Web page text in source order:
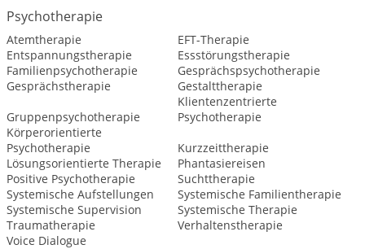
Psychotherapie
Atemtherapie
EFT-Therapie
Entspannungstherapie
Essstörungstherapie
Familienpsychotherapie
Gesprächspsychotherapie
Gesprächstherapie
Gestalttherapie
Gruppenpsychotherapie
Klientenzentrierte
Psychotherapie
Körperorientierte
Psychotherapie
Kurzzeittherapie
Lösungsorientierte Therapie
Phantasiereisen
Positive Psychotherapie
Suchttherapie
Systemische Aufstellungen
Systemische Familientherapie
Systemische Supervision
Systemische Therapie
Traumatherapie
Verhaltenstherapie
Voice Dialogue